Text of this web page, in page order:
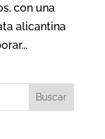
con una
alicantina
Buscar